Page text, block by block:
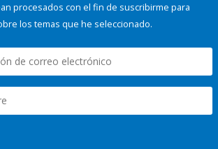
procesados con el fin de suscribirme para
los temas que he seleccionado.